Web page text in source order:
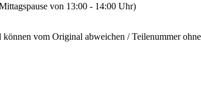
von 13:00 - 14:00 Uhr)
vom Original abweichen / Teilenummer